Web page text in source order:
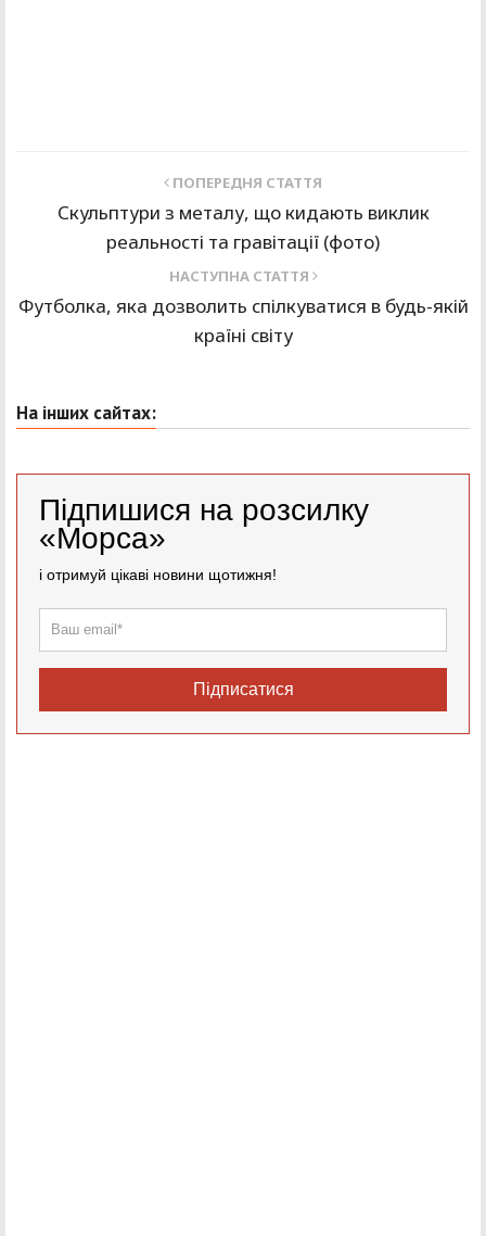
ПОПЕРЕДНЯ СТАТТЯ
Скульптури з металу, що кидають виклик
реальності та гравітації (фото)
НАСТУПНА СТАТТЯ
Футболка, яка дозволить спілкуватися в будь-якій
країні світу
На інших сайтах:
Підпишися на розсилку
«Морса»
і отримуй цікаві новини щотижня!
Підписатися